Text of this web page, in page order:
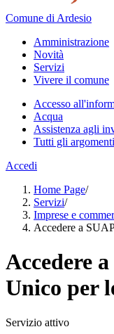
Comune di Ardesio
Amministrazione
Novità
Servizi
Vivere il comune
Accesso
Acqua
Assistenza agli
Tutti gli
Accedi
Home Page/
Servizi/
Imprese e
Accedere a
Accedere
Unico per
Servizio attivo